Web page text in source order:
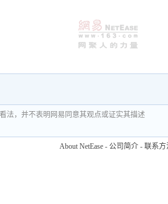
法，并不表明网易同意其观点或证实其描述
About NetEase - 公司简介 - 联系方